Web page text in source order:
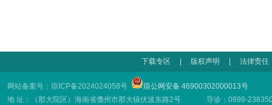
下载专区 版权声明 法律责任
网站备案号：琼ICP备2024024058号
琼公网安备 46900302000013号
地 址：（那大院区）海南省儋州市那大镇伏波东路2号 导诊：0898-